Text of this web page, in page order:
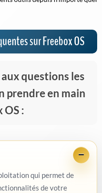
sur Freebox OS
questions les
prendre en main
OS :
qui permet de
de votre